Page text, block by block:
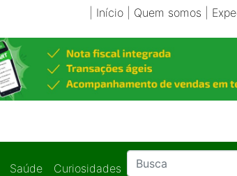
Início| Quem somos
Saúde
Curiosidades